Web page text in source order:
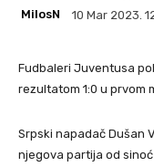
MilosN 10 Mar 2023.
Fudbaleri Juventusa
rezultatom 1:0 u prvom
Srpski napadač Dušan
njegova partija od